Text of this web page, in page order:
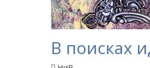
В поисках